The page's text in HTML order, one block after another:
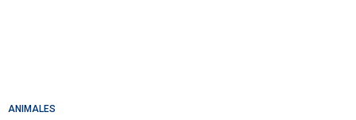
ANIMALES